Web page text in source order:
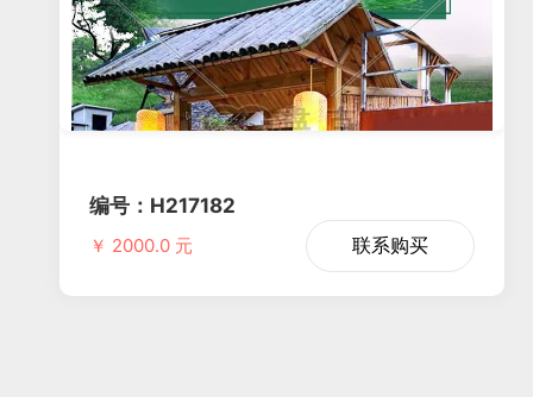
编号：H217182
￥ 2000.0 元 联系购买